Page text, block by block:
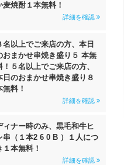
麦焼酎１本無料！
詳細を確認
名以上でご来店の方、本日
おまかせ串焼き盛り５ 本無
！５名以上でご来店の方、
日のおまかせ串焼き盛り８
無料！
詳細を確認
ィナー時のみ、黒毛和牛ヒ
串（１本2 6 0 B ）１人につ
１本無料！
詳細を確認